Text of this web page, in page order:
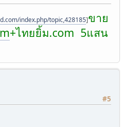
index.php/topic,428185]ขาย
+ไทยยิ้ม.com 5แสน
#5